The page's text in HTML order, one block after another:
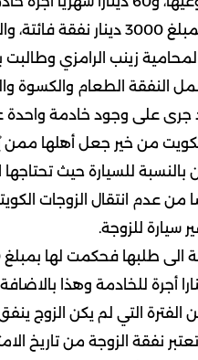
الفعلية.
النفقة الطعام
على وجود خادمة واحدة
الكويت من خير جعل أهلها
بالنسبة للسيارة حيث
عدم انتقال الزوجات
سيارة للزوجة.
نفقة الزوجة من تاريخ